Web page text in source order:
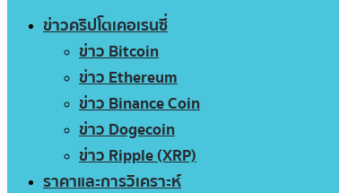
ข่าวคริปโตเคอเรนซี่
ข่าว Bitcoin
ข่าว Ethereum
ข่าว Binance Coin
ข่าว Dogecoin
ข่าว Ripple (XRP)
ราคาและการวิเคราะห์